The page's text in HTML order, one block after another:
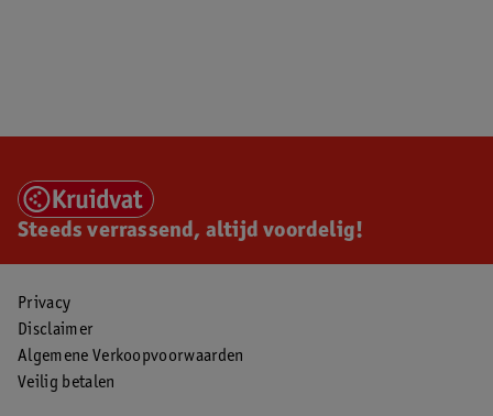
Steeds verrassend, altijd voordelig!
Privacy
Disclaimer
Algemene Verkoopvoorwaarden
Veilig betalen